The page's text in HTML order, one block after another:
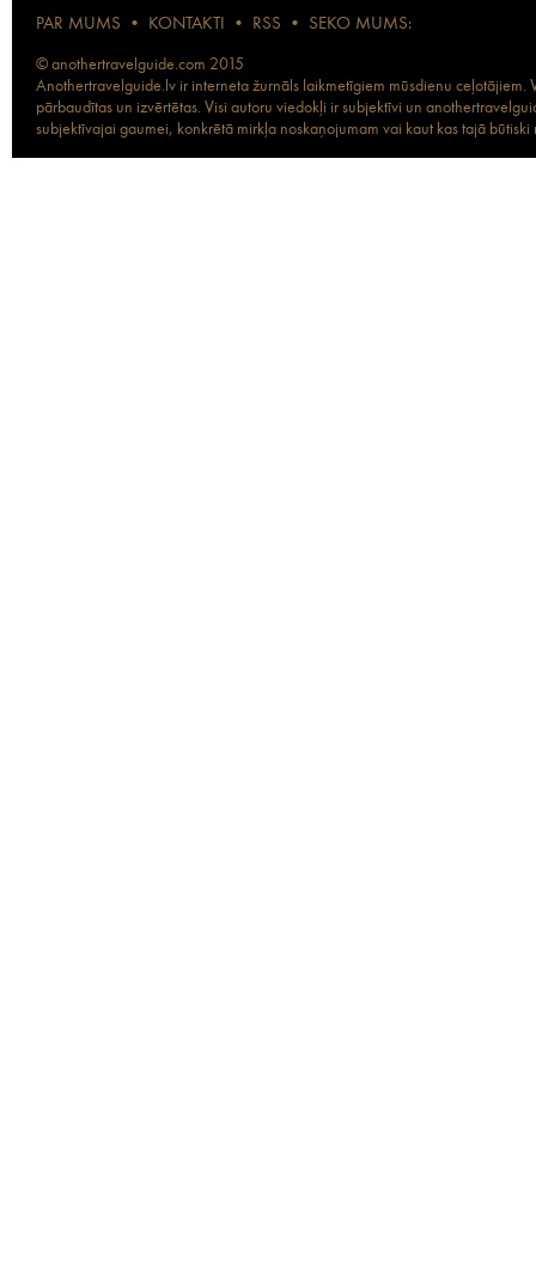
PAR MUMS • KONTAKTI • RSS • SEKO MUMS:
© anothertravelguide.com 2015
Anothertravelguide.lv ir interneta žurnāls laikmetīgiem mūsdienu
pārbaudītas un izvērtētas. Visi autoru viedokļi ir subjektīvi un
subjektīvajai gaumei, konkrētā mirkļa noskaņojumam vai kaut kas tajā